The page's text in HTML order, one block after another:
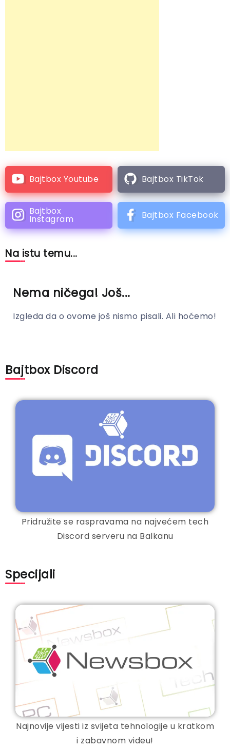
Bajtbox Youtube Bajtbox TikTok
Bajtbox
Instagram Bajtbox Facebook
Na istu temu...
Nema ničega! Još...
Izgleda da o ovome još nismo pisali. Ali hoćemo!
Bajtbox Discord
Pridružite se raspravama na najvećem tech
Discord serveru na Balkanu
Specijali
Najnovije vijesti iz svijeta tehnologije u kratkom
i zabavnom videu!